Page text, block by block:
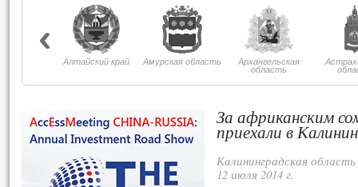
Алтайский край Амурская область
Архангельская
область
За африканским
приехали в
Калининградская область
12 июля 2014 г.